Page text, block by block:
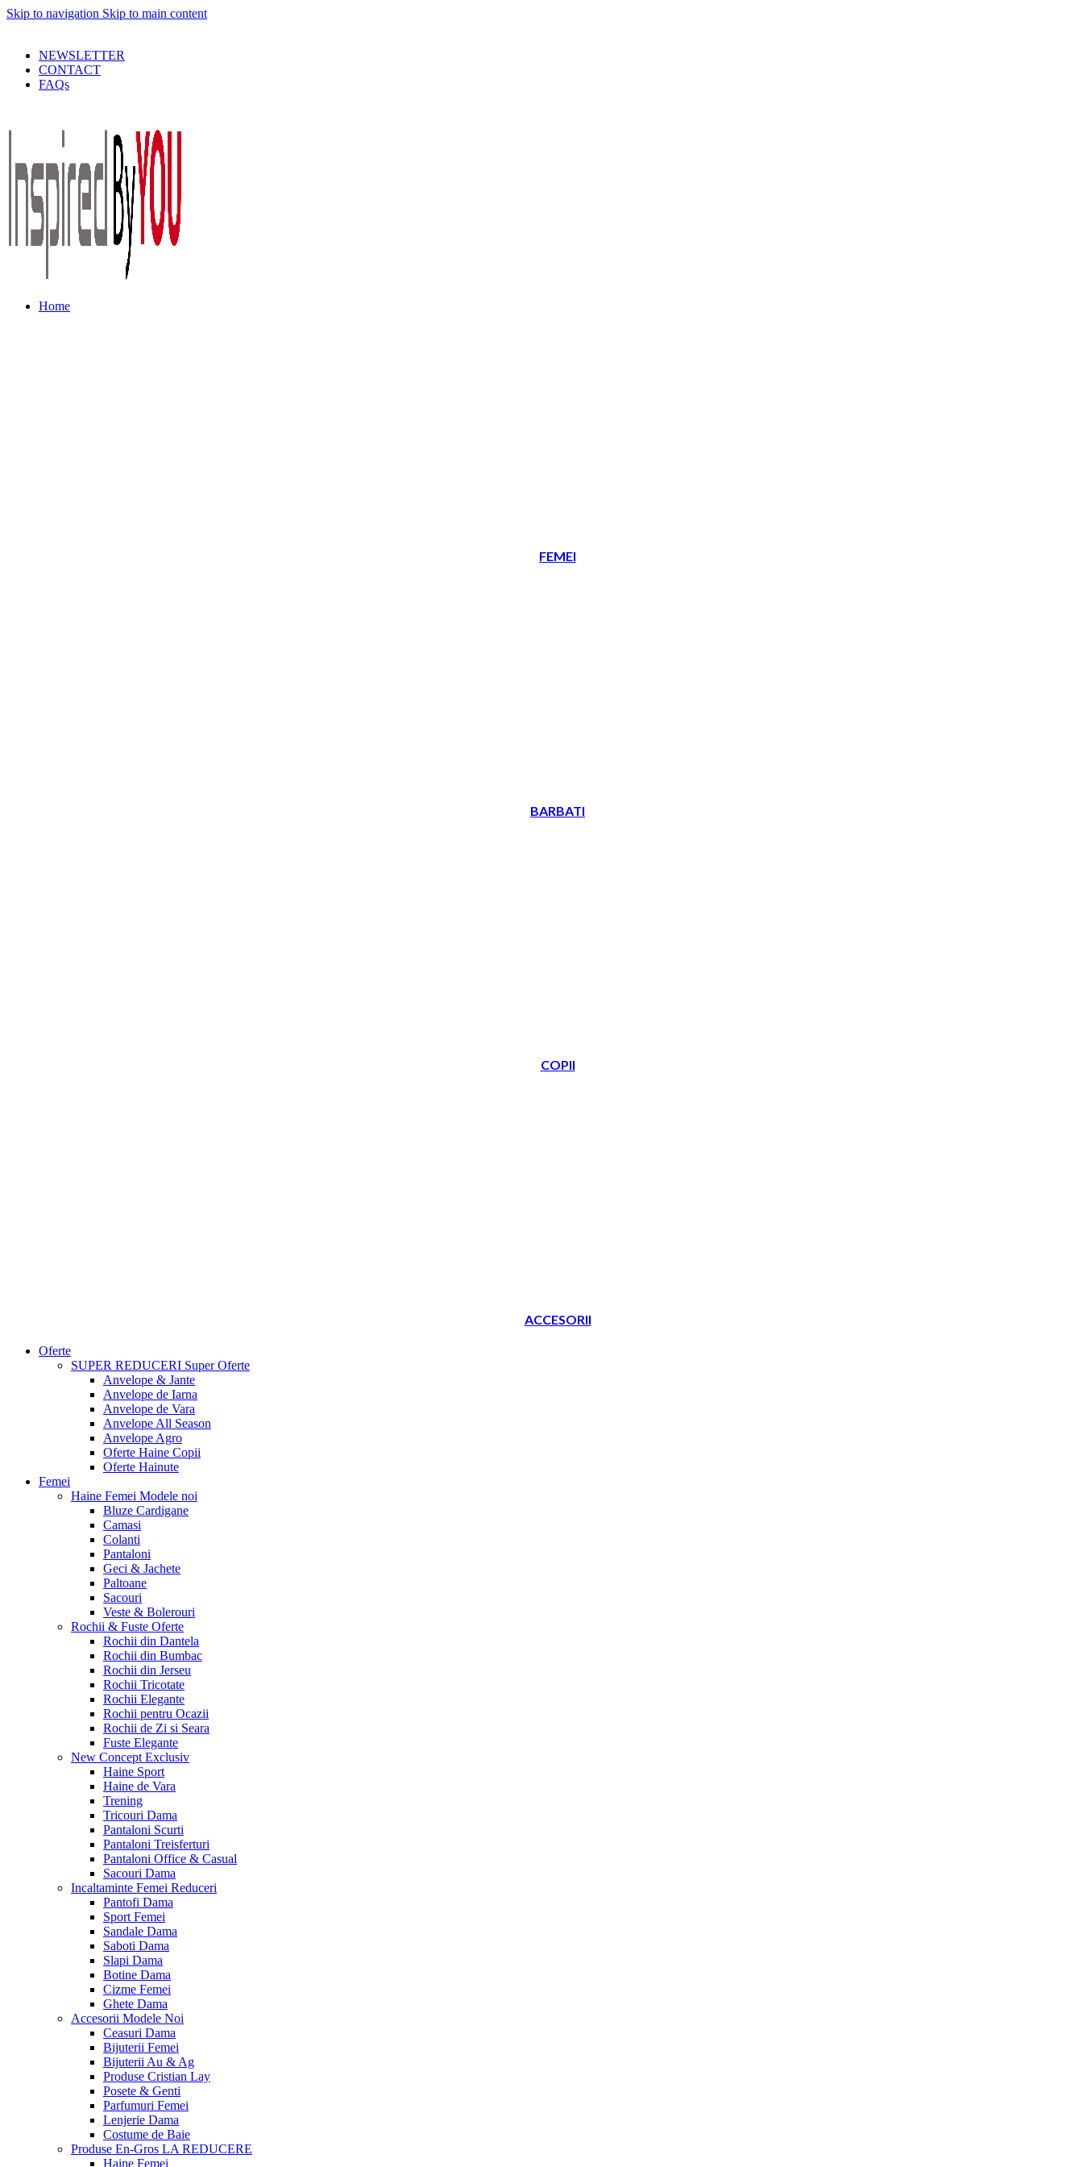
Skip to navigation Skip to main content
NEWSLETTER
CONTACT
FAQs
Home
FEMEI
BARBATI
COPII
ACCESORII
Oferte
SUPER REDUCERI Super Oferte
Anvelope & Jante
Anvelope de Iarna
Anvelope de Vara
Anvelope All Season
Anvelope Agro
Oferte Haine Copii
Oferte Hainute
Femei
Haine Femei Modele noi
Bluze Cardigane
Camasi
Colanti
Pantaloni
Geci & Jachete
Paltoane
Sacouri
Veste & Bolerouri
Rochii & Fuste Oferte
Rochii din Dantela
Rochii din Bumbac
Rochii din Jerseu
Rochii Tricotate
Rochii Elegante
Rochii pentru Ocazii
Rochii de Zi si Seara
Fuste Elegante
New Concept Exclusiv
Haine Sport
Haine de Vara
Trening
Tricouri Dama
Pantaloni Scurti
Pantaloni Treisferturi
Pantaloni Office & Casual
Sacouri Dama
Incaltaminte Femei Reduceri
Pantofi Dama
Sport Femei
Sandale Dama
Saboti Dama
Slapi Dama
Botine Dama
Cizme Femei
Ghete Dama
Accesorii Modele Noi
Ceasuri Dama
Bijuterii Femei
Bijuterii Au & Ag
Produse Cristian Lay
Posete & Genti
Parfumuri Femei
Lenjerie Dama
Costume de Baie
Produse En-Gros LA REDUCERE
Haine Femei